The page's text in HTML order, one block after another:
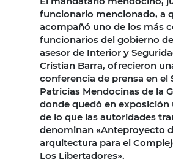
funcionario mencionado, a
acompañó uno de los más
funcionarios del gobierno
asesor de Interior y
Cristian Barra, ofrecieron
conferencia de prensa en el
Patricias Mendocinas de la
donde quedó en exposición
de lo que las autoridades
denominan «Anteproyecto
arquitectura para el
Los Libertadores».